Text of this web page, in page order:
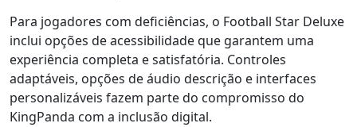
Para jogadores com deficiências, o Football Star Deluxe
inclui opções de acessibilidade que garantem uma
experiência completa e satisfatória. Controles
adaptáveis, opções de áudio descrição e interfaces
personalizáveis fazem parte do compromisso do
KingPanda com a inclusão digital.